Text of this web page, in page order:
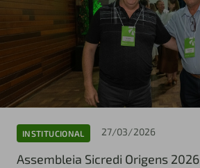
INSTITUCIONAL 27/03/2026
Assembleia Sicredi Origens 2026